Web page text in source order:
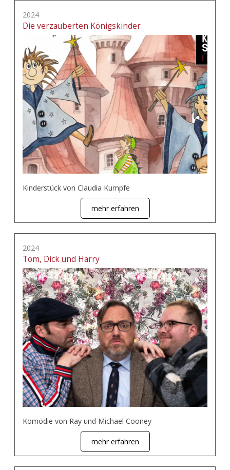
2024
Die verzauberten Königskinder
Kinderstück von Claudia Kumpfe
mehr erfahren
2024
Tom, Dick und Harry
Komödie von Ray und Michael Cooney
mehr erfahren